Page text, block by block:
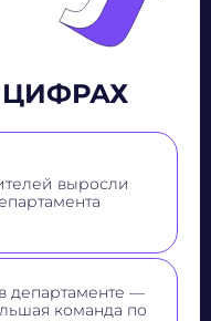
ЦИФРАХ
выросли
департаменте —
команда по